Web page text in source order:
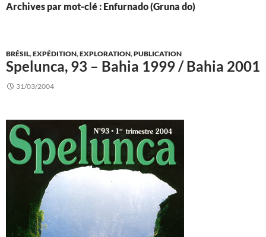
Archives par mot-clé : Enfurnado (Gruna do)
BRÉSIL,EXPÉDITION,EXPLORATION,PUBLICATION
Spelunca, 93 – Bahia 1999 / Bahia 2001
31/03/2004